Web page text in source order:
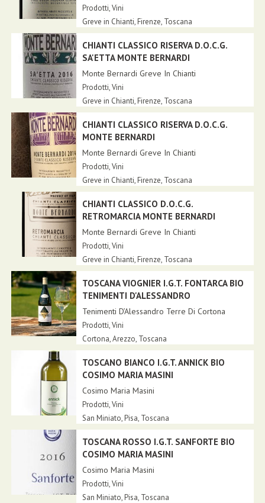
Prodotti,Vini
Greve in Chianti,Firenze, Toscana
CHIANTI CLASSICO RISERVA D.O.C.G.
SA'ETTA MONTE BERNARDI
Monte Bernardi Greve In Chianti
Prodotti,Vini
Greve in Chianti,Firenze, Toscana
CHIANTI CLASSICO RISERVA D.O.C.G.
MONTE BERNARDI
Monte Bernardi Greve In Chianti
Prodotti,Vini
Greve in Chianti,Firenze, Toscana
CHIANTI CLASSICO D.O.C.G.
RETROMARCIA MONTE BERNARDI
Monte Bernardi Greve In Chianti
Prodotti,Vini
Greve in Chianti,Firenze, Toscana
TOSCANA VIOGNIER I.G.T. FONTARCA BIO
TENIMENTI D'ALESSANDRO
Tenimenti D’Alessandro Terre Di Cortona
Prodotti,Vini
Cortona,Arezzo, Toscana
TOSCANO BIANCO I.G.T. ANNICK BIO
COSIMO MARIA MASINI
Cosimo Maria Masini
Prodotti,Vini
San Miniato,Pisa, Toscana
TOSCANA ROSSO I.G.T. SANFORTE BIO
COSIMO MARIA MASINI
Cosimo Maria Masini
Prodotti,Vini
San Miniato,Pisa, Toscana